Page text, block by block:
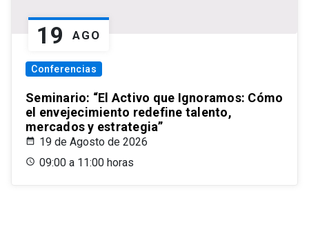
19 AGO
Conferencias
Seminario: “El Activo que Ignoramos: Cómo
el envejecimiento redefine talento,
mercados y estrategia”
19 de Agosto de 2026
09:00 a 11:00 horas